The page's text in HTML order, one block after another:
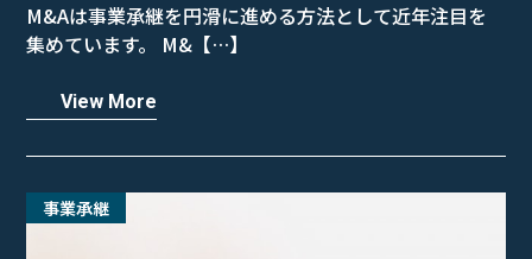
M&Aは事業承継を円滑に進める方法として近年注目を
集めています。 M&【…】
View More
事業承継